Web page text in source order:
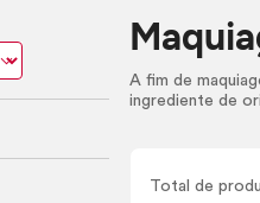
A fim de
ingrediente de
Total de